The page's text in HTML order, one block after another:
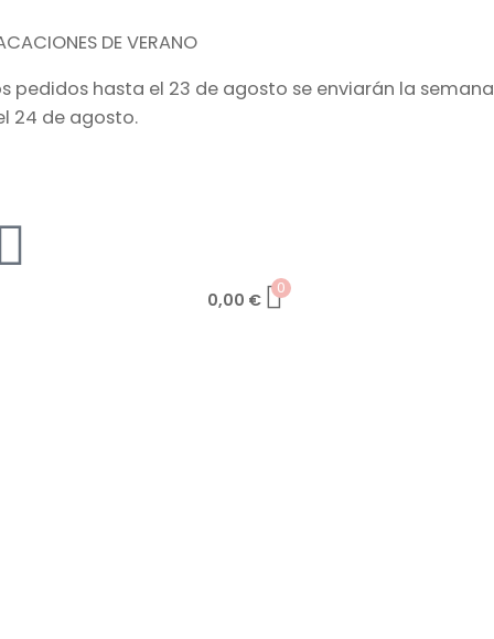
DE VERANO
pedidos hasta el 23 de agosto se enviarán la semana
24 de agosto.
0,00 €
0